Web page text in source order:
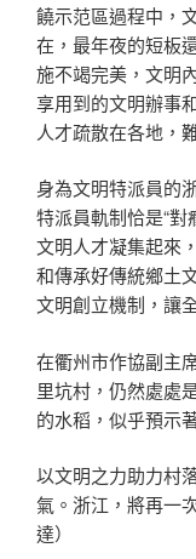
饒示范區過程中，
在，最年夜的短板
施不竭完美，文明
享用到的文明辦事
人才疏散在各地，
身為文明特派員的
特派員軌制恰是“
文明人才凝集起來
和傳承好傳統鄉土
文明創立機制，讓
在衢州市作協副主
里坑村，仍然處處
的水稻，似乎預示
以文明之力助力村
氣。浙江，將再一
達）